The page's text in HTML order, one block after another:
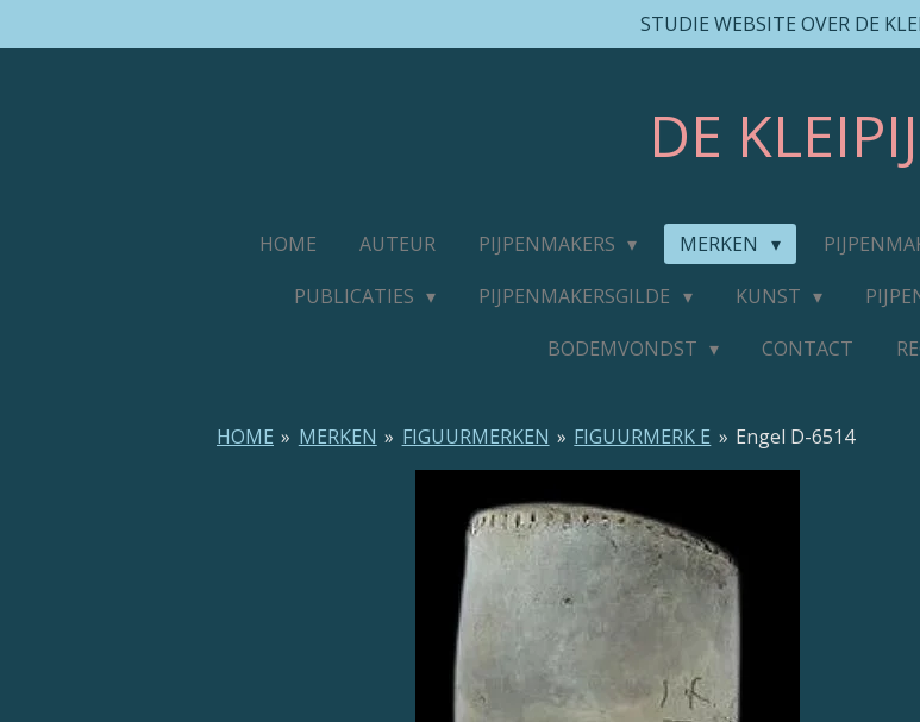
direct
STUDIE WEBSITE OVER DE
DE
HOME AUTEUR PIJPENMAKERS MERKEN
PUBLICATIES
PIJPENMAKERSGILDE KUNST
BODEMVONDST
CONTACT
HOME » MERKEN » FIGUURMERKEN » FIGUURMERK E » Engel D-6514